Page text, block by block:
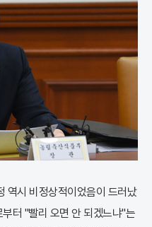
역시 비정상적이었음이 드러났
터 "빨리 오면 안 되겠느냐"는